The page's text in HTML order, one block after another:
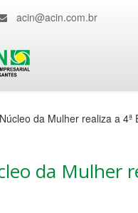
acin@acin.com.br
Núcleo da Mulher realiza a 4ª
da Mulher